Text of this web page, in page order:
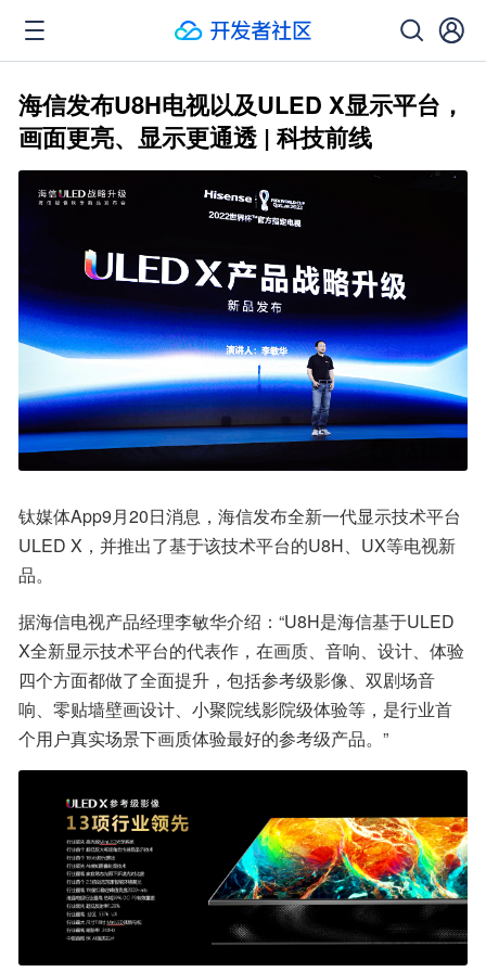
海信发布U8H电视以及ULED X显示平台，
画面更亮、显示更通透 | 科技前线
钛媒体App9月20日消息，海信发布全新一代显示技术平台
ULED X，并推出了基于该技术平台的U8H、UX等电视新
品。
据海信电视产品经理李敏华介绍：“U8H是海信基于ULED
X全新显示技术平台的代表作，在画质、音响、设计、体验
四个方面都做了全面提升，包括参考级影像、双剧场音
响、零贴墙壁画设计、小聚院线影院级体验等，是行业首
个用户真实场景下画质体验最好的参考级产品。”